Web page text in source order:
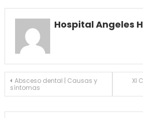
Hospital Angeles
Navegación
de
Absceso dental | Causas y
síntomas
XI